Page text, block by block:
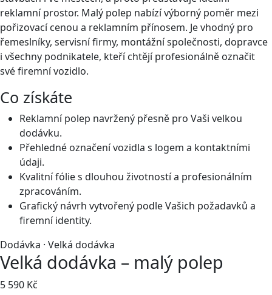
reklamní prostor. Malý polep nabízí výborný poměr mezi
pořizovací cenou a reklamním přínosem. Je vhodný pro
řemeslníky, servisní firmy, montážní společnosti, dopravce
i všechny podnikatele, kteří chtějí profesionálně označit
své firemní vozidlo.
Co získáte
Reklamní polep navržený přesně pro Vaši velkou
dodávku.
Přehledné označení vozidla s logem a kontaktními
údaji.
Kvalitní fólie s dlouhou životností a profesionálním
zpracováním.
Grafický návrh vytvořený podle Vašich požadavků a
firemní identity.
Dodávka · Velká dodávka
Velká dodávka – malý polep
5 590 Kč